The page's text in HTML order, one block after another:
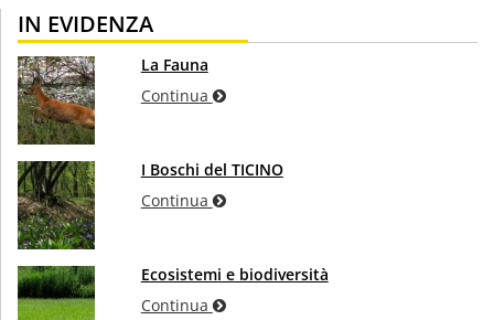
IN EVIDENZA
La Fauna
Continua
I Boschi del TICINO
Continua
Ecosistemi e biodiversità
Continua